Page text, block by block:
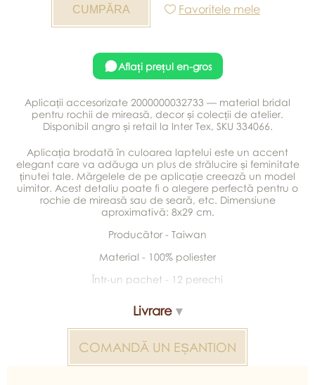
Favoritele mele
Aflați prețul en-gros
Aplicații accesorizate 2000000032733 — material bridal
pentru rochii de mireasă, decor și colecții de atelier.
Disponibil angro și retail la Inter Tex, SKU 334066.
Aplicația brodată în culoarea laptelui este un accent
elegant care va adăuga un plus de strălucire și feminitate
ținutei tale. Mărgelele de pe aplicație creează un model
uimitor. Acest detaliu poate fi o alegere perfectă pentru o
rochie de mireasă sau de seară, etc. Dimensiune
aproximativă: 8x29 cm.
Producător - Taiwan
Material - 100% poliester
Într-un pachet - 12 perechi
Livrare
COMANDĂ UN EȘANTION